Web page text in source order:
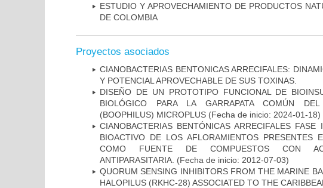
ESTUDIO Y APROVECHAMIENTO DE PRODUCTOS
DE COLOMBIA
Proyectos asociados
CIANOBACTERIAS BENTONICAS ARRECIFALES:
Y POTENCIAL APROVECHABLE DE SUS TOXINAS.
DISEÑO DE UN PROTOTIPO FUNCIONAL DE
BIOLÓGICO PARA LA GARRAPATA COMÚN DEL
(BOOPHILUS) MICROPLUS (Fecha de inicio: 2024-01-18)
CIANOBACTERIAS BENTÓNICAS ARRECIFALES FASE
BIOACTIVO DE LOS AFLORAMIENTOS PRESENTES
COMO FUENTE DE COMPUESTOS CON
ANTIPARASITARIA. (Fecha de inicio: 2012-07-03)
QUORUM SENSING INHIBITORS FROM THE MARINE
HALOPILUS (RKHC-28) ASSOCIATED TO THE